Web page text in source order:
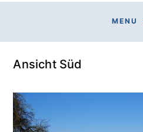
MENU
Ansicht Süd